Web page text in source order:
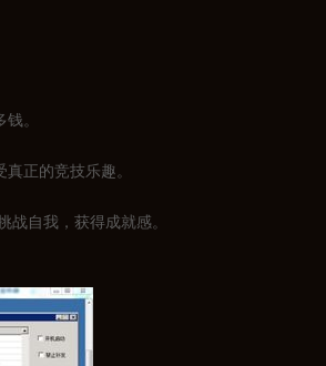
。
正的竞技乐趣。
自我，获得成就感。